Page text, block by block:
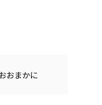
おまかに